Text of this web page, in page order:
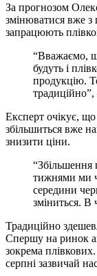
За прогнозом
змінюватися вже з
запрацюють
“Вважаємо,
будуть і
продукцію.
Експерт очікує, що
збільшиться вже
знизити ціни.
тижнями ми
середини
зміниться. В
Традиційно
Спершу на ринок
зокрема
серпні зазвичай